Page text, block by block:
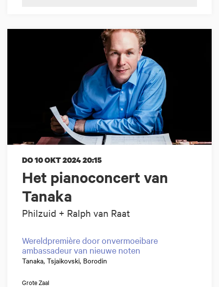
Het pianoconcert van
Tanaka
Philzuid + Ralph van Raat
DO 10 OKT 202420:15
Wereldpremière door onvermoeibare
ambassadeur van nieuwe noten
Tanaka, Tsjaikovski, Borodin
Grote Zaal